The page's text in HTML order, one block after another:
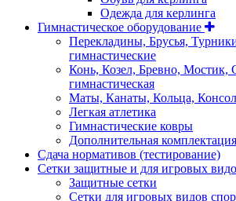
Одежда для керлинга
Гимнастическое оборудование
Перекладины, Брусья,
гимнастические
Конь, Козел, Бревно, Мостик,
гимнастическая
Маты, Канаты, Кольца,
Легкая атлетика
Гимнастические ковры
Дополнительная комплектация
Сдача нормативов (тестирование)
Сетки защитные и для игровых
Защитные сетки
Сетки для игровых видов